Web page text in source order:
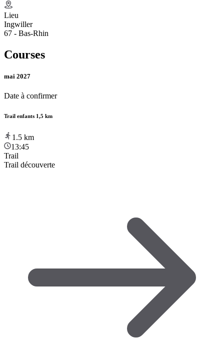
Lieu
Ingwiller
67 - Bas-Rhin
Courses
mai 2027
Date à confirmer
Trail enfants 1,5 km
1.5 km
13:45
Trail
Trail découverte